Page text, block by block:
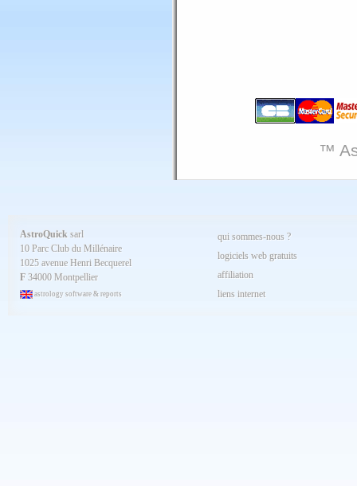
™
AstroQuick sarl
10 Parc Club du Millénaire
1025 avenue Henri Becquerel
F 34000 Montpellier
astrology software & reports
qui sommes-nous ?
logiciels web gratuits
affiliation
liens internet